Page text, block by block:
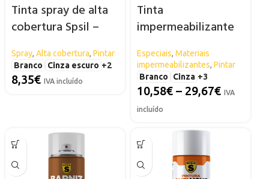
Tinta spray de alta
cobertura Spsil –
600ml
Spray, Alta cobertura, Pintar
Branco
Cinza escuro +2
8,35€ IVA incluído
Tinta
impermeabilizante
Especiais, Materiais
impermeabilizantes, Pintar
Branco
Cinza +3
10,58€ – 29,67€ IVA
incluído